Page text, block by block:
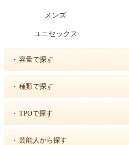
メンズ
ユニセックス
・ 容量で探す
・ 種類で探す
・ TPOで探す
・ 芸能人から探す